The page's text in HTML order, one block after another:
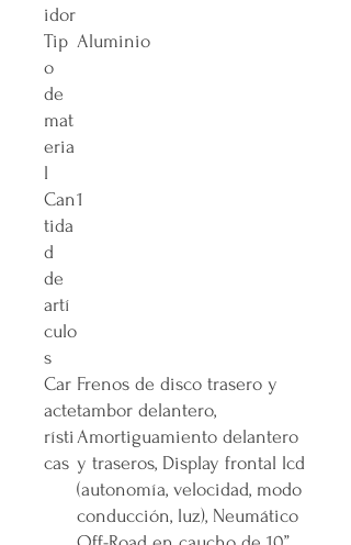
idor
Tip
o
de
mat
eria
l
‎Aluminio
Can
tida
d
de
artí
culo
s
‎1
Car
acte
rísti
cas
‎Frenos de disco trasero y
tambor delantero,
Amortiguamiento delantero
y traseros, Display frontal lcd
(autonomía, velocidad, modo
conducción, luz), Neumático